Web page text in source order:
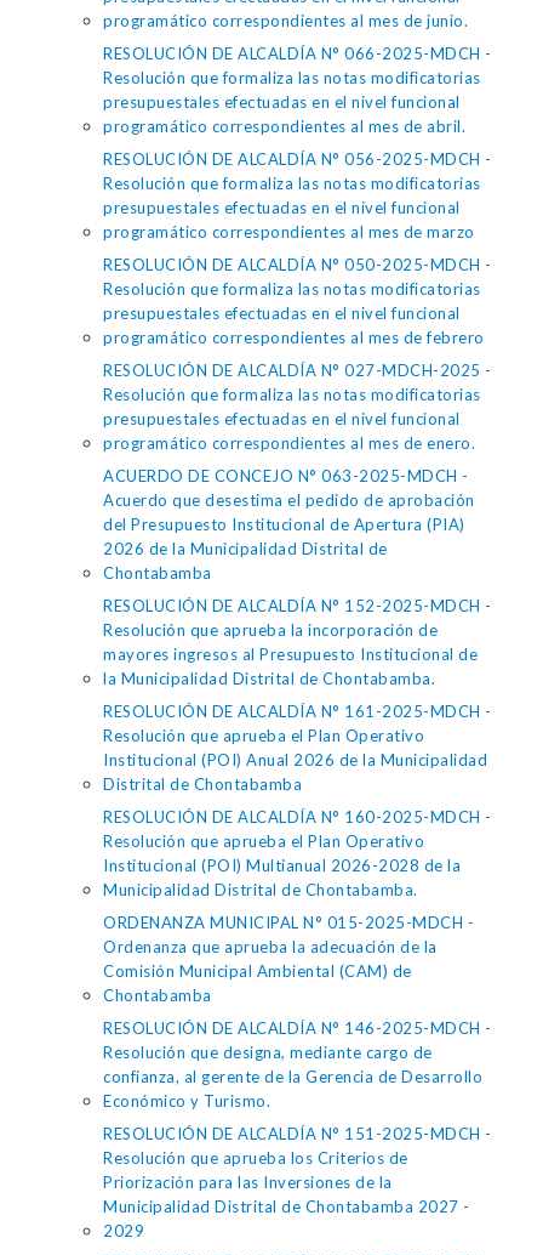
programático correspondientes al mes de junio.
RESOLUCIÓN DE ALCALDÍA N° 066-2025-MDCH -
Resolución que formaliza las notas modificatorias
presupuestales efectuadas en el nivel funcional
programático correspondientes al mes de abril.
RESOLUCIÓN DE ALCALDÍA N° 056-2025-MDCH -
Resolución que formaliza las notas modificatorias
presupuestales efectuadas en el nivel funcional
programático correspondientes al mes de marzo
RESOLUCIÓN DE ALCALDÍA N° 050-2025-MDCH -
Resolución que formaliza las notas modificatorias
presupuestales efectuadas en el nivel funcional
programático correspondientes al mes de febrero
RESOLUCIÓN DE ALCALDÍA N° 027-MDCH-2025 -
Resolución que formaliza las notas modificatorias
presupuestales efectuadas en el nivel funcional
programático correspondientes al mes de enero.
ACUERDO DE CONCEJO N° 063-2025-MDCH -
Acuerdo que desestima el pedido de aprobación
del Presupuesto Institucional de Apertura (PIA)
2026 de la Municipalidad Distrital de
Chontabamba
RESOLUCIÓN DE ALCALDÍA N° 152-2025-MDCH -
Resolución que aprueba la incorporación de
mayores ingresos al Presupuesto Institucional de
la Municipalidad Distrital de Chontabamba.
RESOLUCIÓN DE ALCALDÍA N° 161-2025-MDCH -
Resolución que aprueba el Plan Operativo
Institucional (POI) Anual 2026 de la Municipalidad
Distrital de Chontabamba
RESOLUCIÓN DE ALCALDÍA N° 160-2025-MDCH -
Resolución que aprueba el Plan Operativo
Institucional (POI) Multianual 2026-2028 de la
Municipalidad Distrital de Chontabamba.
ORDENANZA MUNICIPAL N° 015-2025-MDCH -
Ordenanza que aprueba la adecuación de la
Comisión Municipal Ambiental (CAM) de
Chontabamba
RESOLUCIÓN DE ALCALDÍA N° 146-2025-MDCH -
Resolución que designa, mediante cargo de
confianza, al gerente de la Gerencia de Desarrollo
Económico y Turismo.
RESOLUCIÓN DE ALCALDÍA N° 151-2025-MDCH -
Resolución que aprueba los Criterios de
Priorización para las Inversiones de la
Municipalidad Distrital de Chontabamba 2027 -
2029